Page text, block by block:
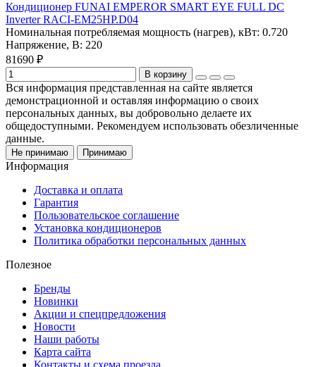
Кондиционер FUNAI EMPEROR SMART EYE FULL DC
Inverter RACI-EM25HP.D04
Номинальная потребляемая мощность (нагрев), кВт: 0.720
Напряжение, В: 220
81690 ₽
В корзину
Вся информация представленная на сайте является
демонстрационной и оставляя информацию о своих
персональных данных, вы добровольно делаете их
общедоступными. Рекомендуем использовать обезличенные
данные.
Не принимаю Принимаю
Информация
Доставка и оплата
Гарантия
Пользовательское соглашение
Установка кондиционеров
Политика обработки персональных данных
Полезное
Бренды
Новинки
Акции и спецпредложения
Новости
Наши работы
Карта сайта
Контакты и схема проезда